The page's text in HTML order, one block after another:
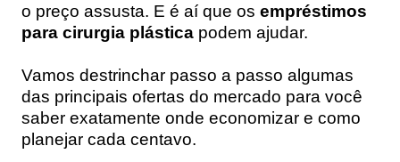
o preço assusta. E é aí que os empréstimos
para cirurgia plástica podem ajudar.
Vamos destrinchar passo a passo algumas
das principais ofertas do mercado para você
saber exatamente onde economizar e como
planejar cada centavo.